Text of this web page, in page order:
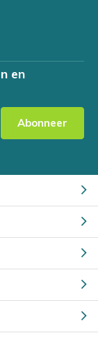
en
Abonneer